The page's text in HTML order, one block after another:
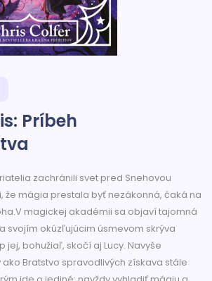
Príbeh
zachránili svet pred Snehovou
že mágia prestala byť nezákonná, čaká na
magickej akadémii sa objaví tajomná
svojím okúzľujúcim úsmevom skrýva
jej, bohužiaľ, skočí aj Lucy. Navyše
Bratstvo spravodlivých získava stále